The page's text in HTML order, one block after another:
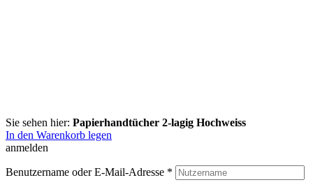
Sie sehen hier: Papierhandtücher 2-lagig Hochweiss
In den Warenkorb legen
anmelden
Benutzername oder E-Mail-Adresse *